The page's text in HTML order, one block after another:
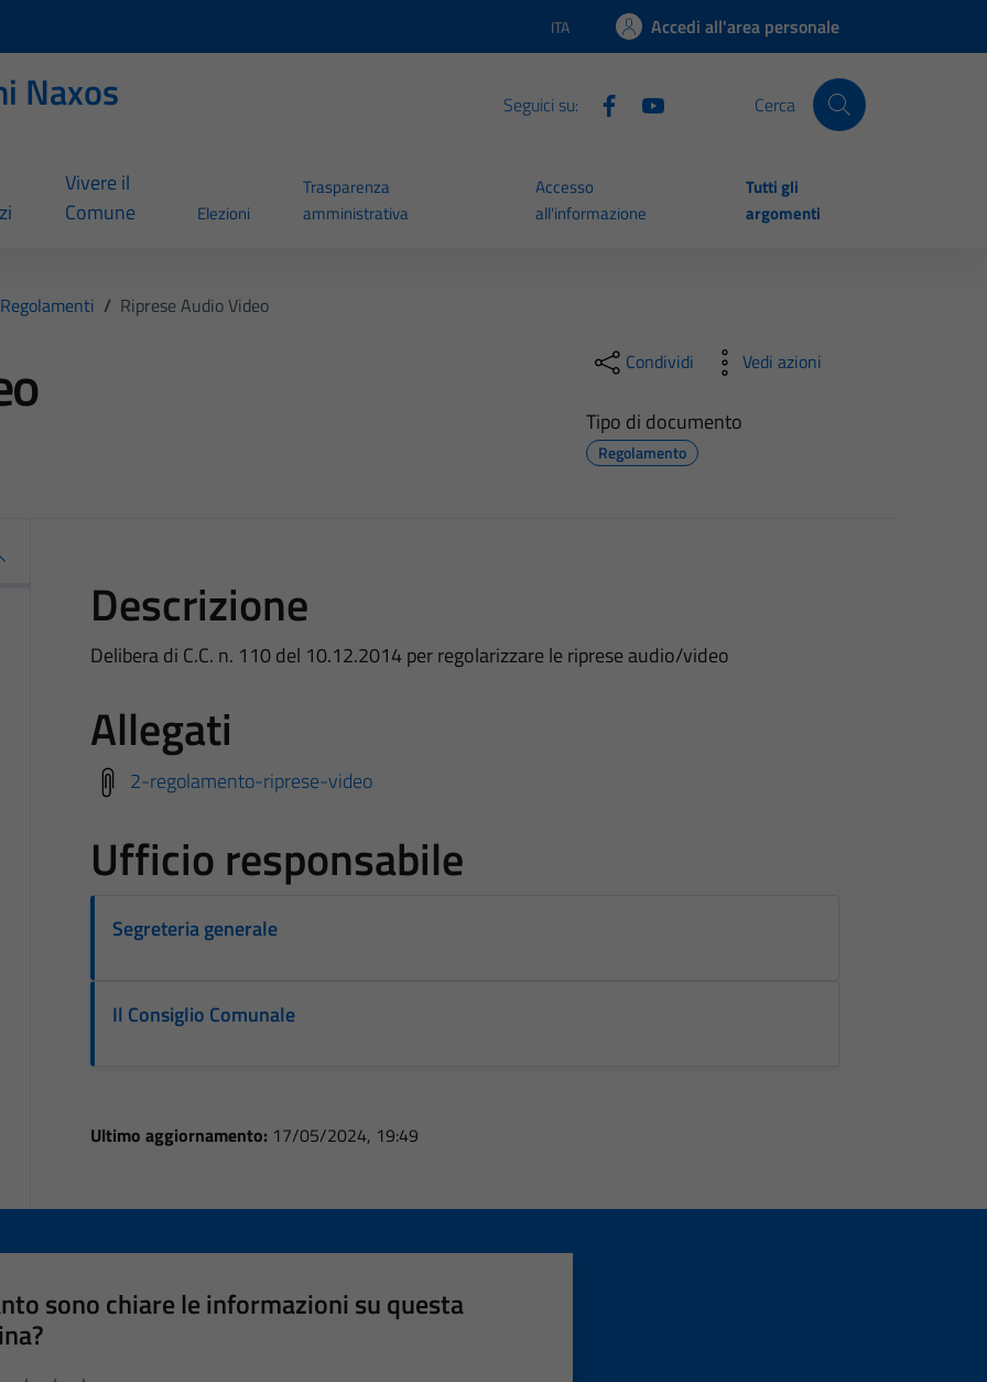
Lingua attiva:
ITA Accedi all'area personale
Naxos Seguici su: Cerca
Vivere il
Comune
Elezioni
Trasparenza
amministrativa
Accesso
all'informazione
Tutti gli
argomenti
Regolamenti / Riprese Audio Video
Condividi Vedi azioni
Tipo di documento
Regolamento
Descrizione
Delibera di C.C. n. 110 del 10.12.2014 per regolarizzare le riprese audio/video
Allegati
2-regolamento-riprese-video
Ufficio responsabile
Segreteria generale
Il Consiglio Comunale
Ultimo aggiornamento: 17/05/2024, 19:49
sono chiare le informazioni su questa